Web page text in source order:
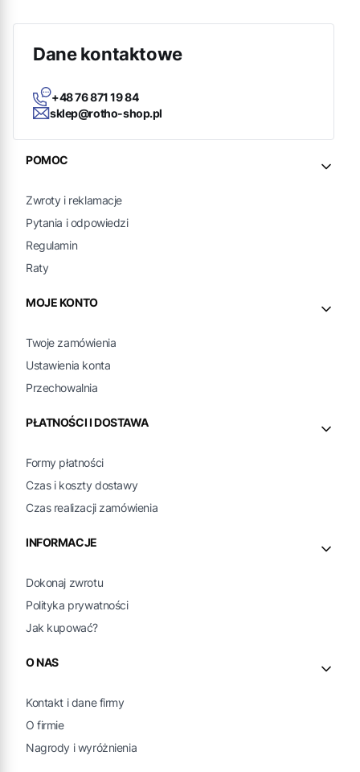
Dane kontaktowe
+48 76 871 19 84
sklep@rotho-shop.pl
Linki w stopce
POMOC
Zwroty i reklamacje
Pytania i odpowiedzi
Regulamin
Raty
MOJE KONTO
Twoje zamówienia
Ustawienia konta
Przechowalnia
PŁATNOŚCI I DOSTAWA
Formy płatności
Czas i koszty dostawy
Czas realizacji zamówienia
INFORMACJE
Dokonaj zwrotu
Polityka prywatności
Jak kupować?
O NAS
Kontakt i dane firmy
O firmie
Nagrody i wyróżnienia